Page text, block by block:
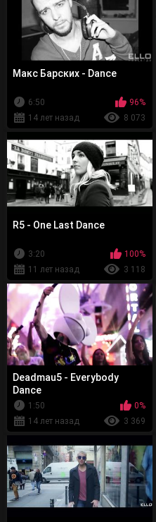
Макс Барских - Dance
6:50
96%
14 лет назад
8 073
R5 - One Last Dance
3:20
100%
11 лет назад
3 118
Deadmau5 - Everybody
Dance
1:50
0%
14 лет назад
3 369